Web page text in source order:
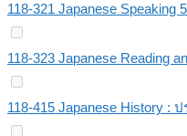
118-321 Japanese
118-323 Japanese Reading
118-415 Japanese History :